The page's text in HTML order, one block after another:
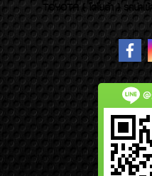
TOYOTA ( โตโยต้า ) รถนำเ